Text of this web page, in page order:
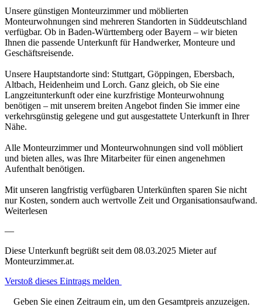
Unsere günstigen Monteurzimmer und möblierten
Monteurwohnungen sind mehreren Standorten in Süddeutschland
verfügbar. Ob in Baden-Württemberg oder Bayern – wir bieten
Ihnen die passende Unterkunft für Handwerker, Monteure und
Geschäftsreisende.
Unsere Hauptstandorte sind: Stuttgart, Göppingen, Ebersbach,
Altbach, Heidenheim und Lorch. Ganz gleich, ob Sie eine
Langzeitunterkunft oder eine kurzfristige Monteurwohnung
benötigen – mit unserem breiten Angebot finden Sie immer eine
verkehrsgünstig gelegene und gut ausgestattete Unterkunft in Ihrer
Nähe.
Alle Monteurzimmer und Monteurwohnungen sind voll möbliert
und bieten alles, was Ihre Mitarbeiter für einen angenehmen
Aufenthalt benötigen.
Mit unseren langfristig verfügbaren Unterkünften sparen Sie nicht
nur Kosten, sondern auch wertvolle Zeit und Organisationsaufwand.
Weiterlesen
—
Diese Unterkunft begrüßt seit dem 08.03.2025 Mieter auf
Monteurzimmer.at.
Verstoß dieses Eintrags melden
Geben Sie einen Zeitraum ein, um den Gesamtpreis anzuzeigen.